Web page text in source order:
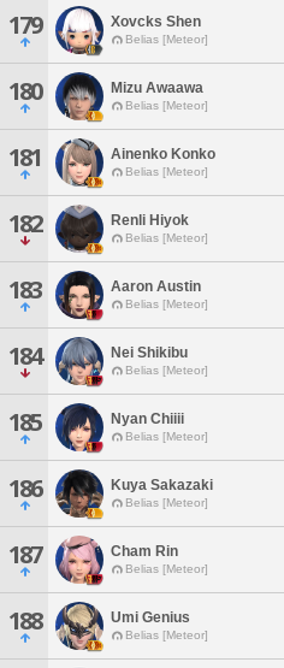
179 Xovcks Shen
Belias [Meteor]
180 Mizu Awaawa
Belias [Meteor]
181 Ainenko Konko
Belias [Meteor]
182 Renli Hiyok
Belias [Meteor]
183 Aaron Austin
Belias [Meteor]
184 Nei Shikibu
Belias [Meteor]
185 Nyan Chiiii
Belias [Meteor]
186 Kuya Sakazaki
Belias [Meteor]
187 Cham Rin
Belias [Meteor]
188 Umi Genius
Belias [Meteor]